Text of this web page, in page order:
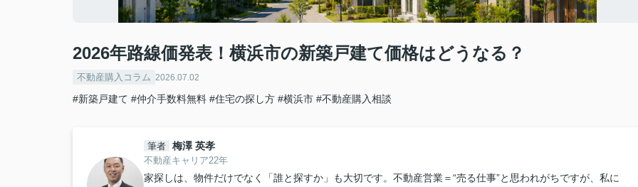
2026年路線価発表！横浜市の新築戸建て価格はどうなる？
不動産購入コラム 2026.07.02
#新築戸建て #仲介手数料無料 #住宅の探し方 #横浜市 #不動産購入相談
筆者 梅澤 英孝
不動産キャリア22年
家探しは、物件だけでなく「誰と探すか」も大切です。不動産営業＝“売る仕事”と思われがちですが、私に